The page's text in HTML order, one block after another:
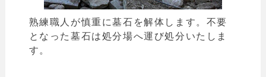
熟練職人が慎重に墓石を解体します。不要
となった墓石は処分場へ運び処分いたしま
す。